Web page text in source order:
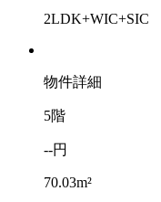
2LDK+WIC+SIC
物件詳細
5階
--円
70.03m²